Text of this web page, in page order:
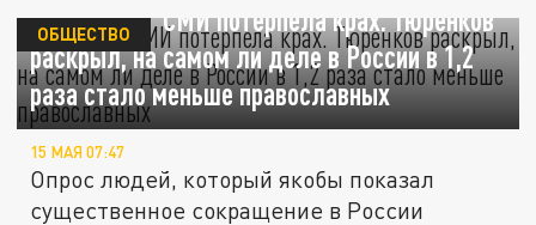
"Сенсация" СМИ потерпела крах. Тюренков
раскрыл, на самом ли деле в России в 1,2
раза стало меньше православных
ОБЩЕСТВО
15 МАЯ 07:47
Опрос людей, который якобы показал
существенное сокращение в России